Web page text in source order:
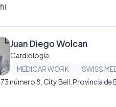
Juan Diego Wolcan
Cardiología
MEDICAR WORK
SWISS